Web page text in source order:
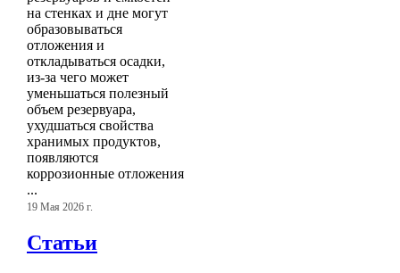
на стенках и дне могут
образовываться
отложения и
откладываться осадки,
из-за чего может
уменьшаться полезный
объем резервуара,
ухудшаться свойства
хранимых продуктов,
появляются
коррозионные отложения
...
19 Мая 2026 г.
Статьи